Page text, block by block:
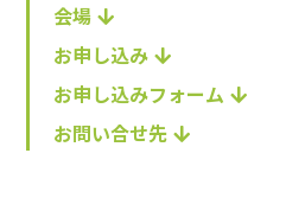
会場
お申し込み
お申し込みフォーム
お問い合せ先